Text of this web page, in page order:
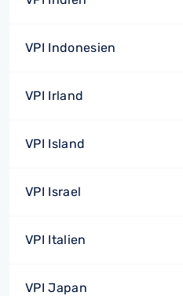
VPI Indonesien
VPI Irland
VPI Island
VPI Israel
VPI Italien
VPI Japan